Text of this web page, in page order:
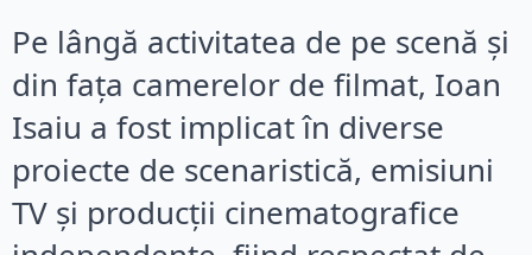
Pe lângă activitatea de pe scenă și
din fața camerelor de filmat, Ioan
Isaiu a fost implicat în diverse
proiecte de scenaristică, emisiuni
TV și producții cinematografice